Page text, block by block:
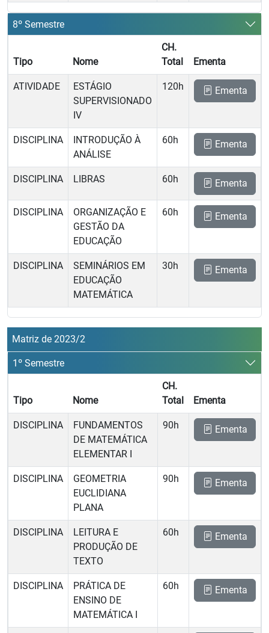
8º Semestre
Tipo Nome
CH.
Total
Ementa
ATIVIDADE
ESTÁGIO
SUPERVISIONADO
IV
120h Ementa
DISCIPLINA
INTRODUÇÃO À
ANÁLISE
60h Ementa
DISCIPLINA LIBRAS 60h Ementa
DISCIPLINA
ORGANIZAÇÃO E
GESTÃO DA
EDUCAÇÃO
60h Ementa
DISCIPLINA
SEMINÁRIOS EM
EDUCAÇÃO
MATEMÁTICA
30h Ementa
Matriz de 2023/2
1º Semestre
Tipo Nome
CH.
Total
Ementa
DISCIPLINA
FUNDAMENTOS
DE MATEMÁTICA
ELEMENTAR I
90h Ementa
DISCIPLINA
GEOMETRIA
EUCLIDIANA
PLANA
90h Ementa
DISCIPLINA
LEITURA E
PRODUÇÃO DE
TEXTO
60h Ementa
DISCIPLINA
PRÁTICA DE
ENSINO DE
MATEMÁTICA I
60h Ementa